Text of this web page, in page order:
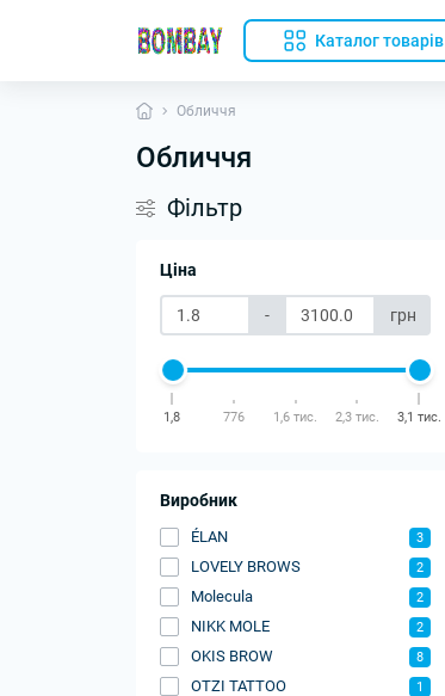
Каталог товарів
Обличчя
Обличчя
Фільтр
Ціна
- грн
1,8 776 1,6 тис. 2,3 тис. 3,1 тис.
Виробник
ÉLAN 3
LOVELY BROWS 2
Molecula 2
NIKK MOLE 2
OKIS BROW 8
OTZI TATTOO 1